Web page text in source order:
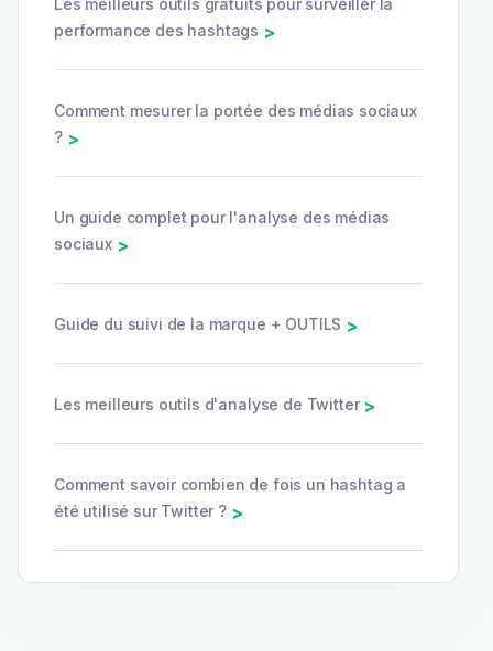
performance des hashtags >
Comment mesurer la portée des médias sociaux
? >
Un guide complet pour l'analyse des médias
sociaux >
Guide du suivi de la marque + OUTILS >
Les meilleurs outils d'analyse de Twitter >
Comment savoir combien de fois un hashtag a
été utilisé sur Twitter ? >